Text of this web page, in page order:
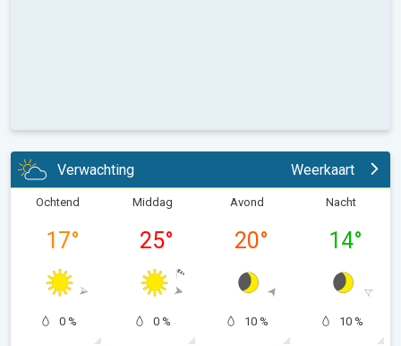
Verwachting Weerkaart
Ochtend
17°
0 %
Middag
25°
0 %
Avond
20°
10 %
Nacht
14°
10 %